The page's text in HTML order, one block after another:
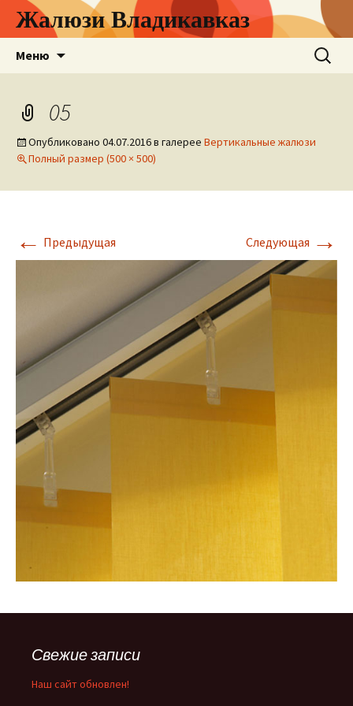
Жалюзи Владикавказ
Меню Найти:
05
Опубликовано 04.07.2016в галерее Вертикальные жалюзи
Полный размер (500 × 500)
← Предыдущая Следующая →
Свежие записи
Наш сайт обновлен!